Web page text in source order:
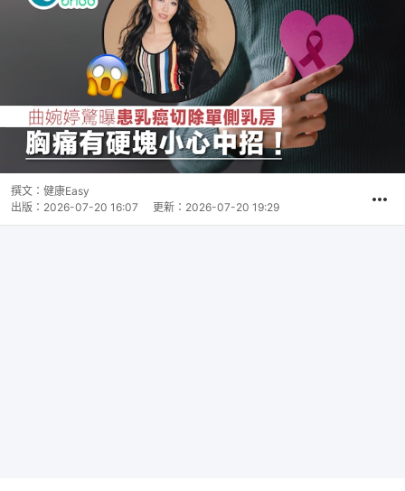
撰文： 健康Easy
出版： 2026-07-20 16:07 更新： 2026-07-20 19:29